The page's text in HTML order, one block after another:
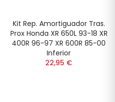
Kit Rep. Amortiguador Tras.
Prox Honda XR 650L 93-18 XR
400R 96-97 XR 600R 85-00
Inferior
22,95 €